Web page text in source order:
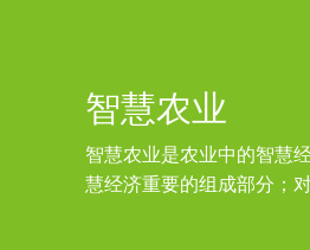
智慧农业
智慧农业是农业中的智慧
慧经济重要的组成部分；